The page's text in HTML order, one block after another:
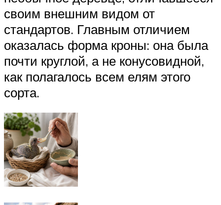
своим внешним видом от
стандартов. Главным отличием
оказалась форма кроны: она была
почти круглой, а не конусовидной,
как полагалось всем елям этого
сорта.